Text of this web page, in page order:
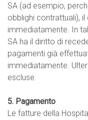
SA (ad esempio,
obblighi contrattuali),
immediatamente. In
SA ha il diritto di
pagamenti già
immediatamente.
escluse.
5. Pagamento
Le fatture della